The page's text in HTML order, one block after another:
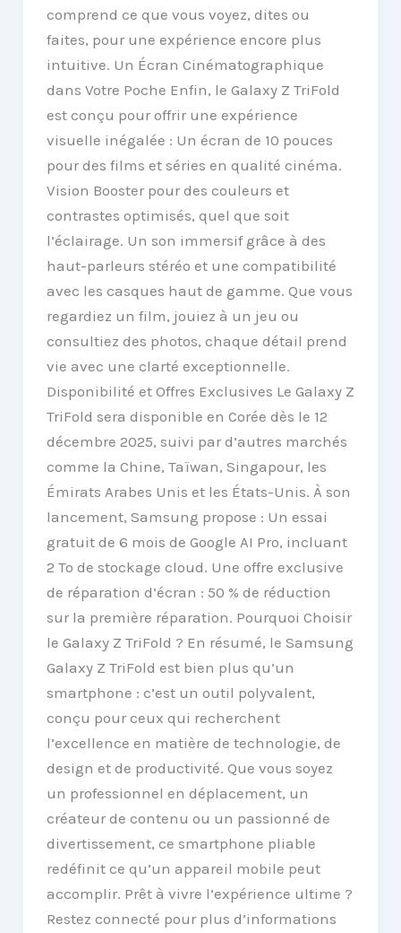
comprend ce que vous voyez, dites ou
faites, pour une expérience encore plus
intuitive. Un Écran Cinématographique
dans Votre Poche Enfin, le Galaxy Z TriFold
est conçu pour offrir une expérience
visuelle inégalée : Un écran de 10 pouces
pour des films et séries en qualité cinéma.
Vision Booster pour des couleurs et
contrastes optimisés, quel que soit
l’éclairage. Un son immersif grâce à des
haut-parleurs stéréo et une compatibilité
avec les casques haut de gamme. Que vous
regardiez un film, jouiez à un jeu ou
consultiez des photos, chaque détail prend
vie avec une clarté exceptionnelle.
Disponibilité et Offres Exclusives Le Galaxy Z
TriFold sera disponible en Corée dès le 12
décembre 2025, suivi par d’autres marchés
comme la Chine, Taïwan, Singapour, les
Émirats Arabes Unis et les États-Unis. À son
lancement, Samsung propose : Un essai
gratuit de 6 mois de Google AI Pro, incluant
2 To de stockage cloud. Une offre exclusive
de réparation d’écran : 50 % de réduction
sur la première réparation. Pourquoi Choisir
le Galaxy Z TriFold ? En résumé, le Samsung
Galaxy Z TriFold est bien plus qu’un
smartphone : c’est un outil polyvalent,
conçu pour ceux qui recherchent
l’excellence en matière de technologie, de
design et de productivité. Que vous soyez
un professionnel en déplacement, un
créateur de contenu ou un passionné de
divertissement, ce smartphone pliable
redéfinit ce qu’un appareil mobile peut
accomplir. Prêt à vivre l’expérience ultime ?
Restez connecté pour plus d’informations